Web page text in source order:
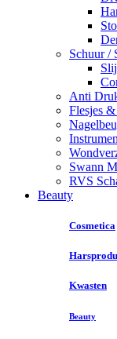
Schuur /
Anti
Flesjes
Swann
RVS
Beauty
Cosmetica
Kwasten
Beauty